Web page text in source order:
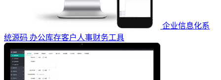
企业信息化系
统源码 办公库存客户人事财务工具